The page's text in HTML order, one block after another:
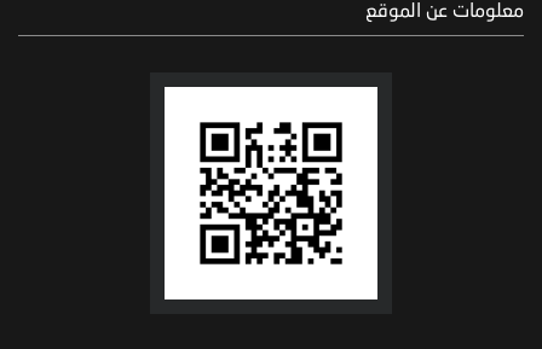
معلومات عن الموقع